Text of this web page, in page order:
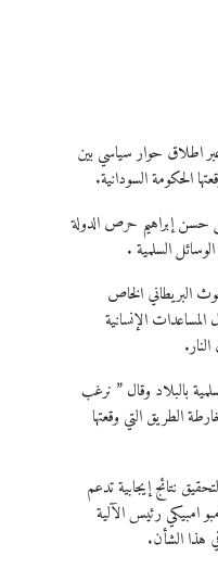
عبر اطلاق حوار سياسي بين
الحكومة السودانية.
حسن إبراهيم حرص الدولة
السلمية .
البريطاني الخاص
الإنسانية
بالبلاد وقال ” نرغب
الطريق التي وقعتها
نتائج إيجابية تدعم
امبيكي رئيس الآلية
هذا الشأن.